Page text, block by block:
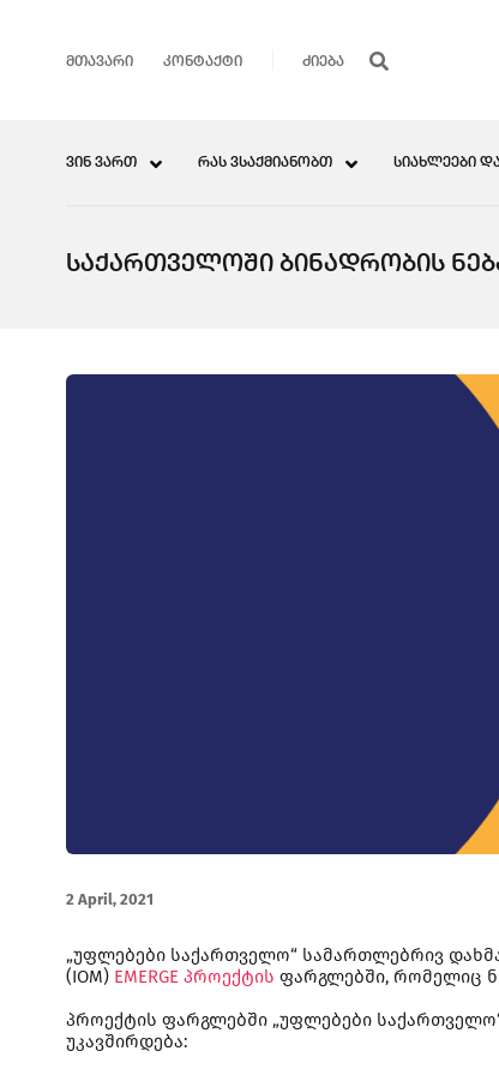
ᲛᲗᲐᲕᲐᲠᲘ ᲙᲝᲜᲢᲐᲥᲢᲘ
ᲕᲘᲜ ᲕᲐᲠᲗ ᲠᲐᲡ ᲕᲡᲐᲥᲛᲘᲐᲜᲝᲑᲗ ᲡᲘᲐᲮᲚᲔᲔᲑᲘ
ᲡᲐᲥᲐᲠᲗᲕᲔᲚᲝᲨᲘ ᲑᲘᲜᲐᲓᲠᲝᲑᲘᲡ
2 April, 2021
„უფლებები საქართველო“ სამართლებრივ
(IOM) EMERGE პროექტის ფარგლებში, რომელიც
პროექტის ფარგლებში „უფლებები
უკავშირდება: